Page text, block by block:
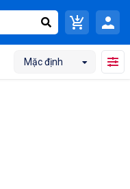
Mặc định